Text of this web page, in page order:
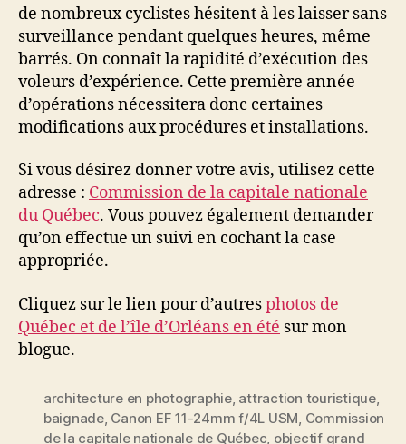
de nombreux cyclistes hésitent à les laisser sans
surveillance pendant quelques heures, même
barrés. On connaît la rapidité d’exécution des
voleurs d’expérience. Cette première année
d’opérations nécessitera donc certaines
modifications aux procédures et installations.
Si vous désirez donner votre avis, utilisez cette
adresse : Commission de la capitale nationale
du Québec. Vous pouvez également demander
qu’on effectue un suivi en cochant la case
appropriée.
Cliquez sur le lien pour d’autresphotos de
Québec et de l’île d’Orléans en été sur mon
blogue.
architecture en photographie, attraction touristique,
baignade, Canon EF 11-24mm f/4L USM Commission
de la capitale nationale de Québec objectif grand